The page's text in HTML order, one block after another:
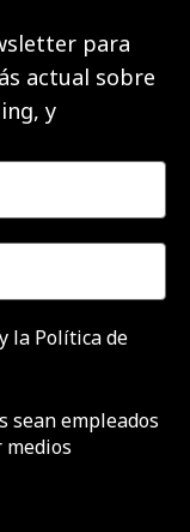
para
actual sobre
y
la Política de
sean empleados
medios